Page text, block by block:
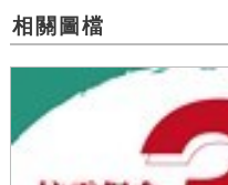
相關圖檔